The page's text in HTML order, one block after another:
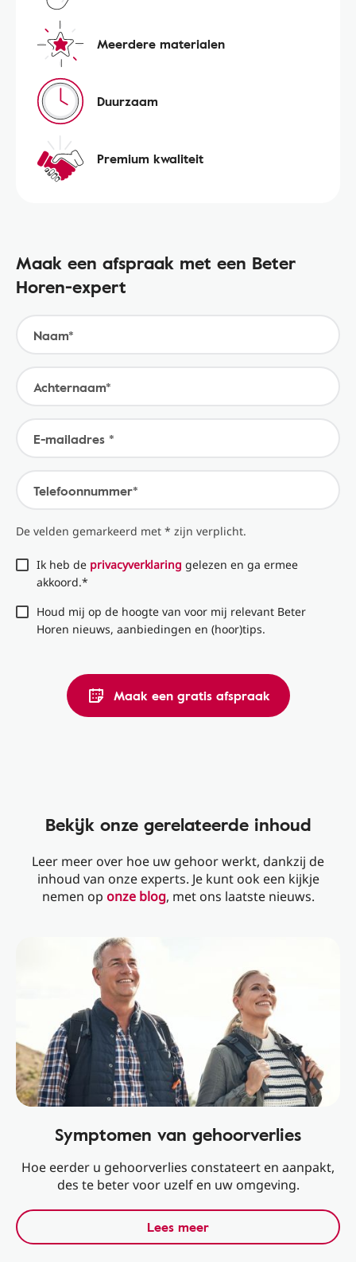
Meerdere materialen
Duurzaam
Premium kwaliteit
Maak een afspraak met een Beter
Horen-expert
Naam*
Achternaam*
E-mailadres *
Telefoonnummer*
De velden gemarkeerd met * zijn verplicht.
Ik heb de privacyverklaring gelezen en ga ermee
akkoord.*
Houd mij op de hoogte van voor mij relevant Beter
Horen nieuws, aanbiedingen en (hoor)tips.
Maak een gratis afspraak
Bekijk onze gerelateerde inhoud
Leer meer over hoe uw gehoor werkt, dankzij de
inhoud van onze experts. Je kunt ook een kijkje
nemen op onze blog, met ons laatste nieuws.
Symptomen van gehoorverlies
Hoe eerder u gehoorverlies constateert en aanpakt,
des te beter voor uzelf en uw omgeving.
Lees meer